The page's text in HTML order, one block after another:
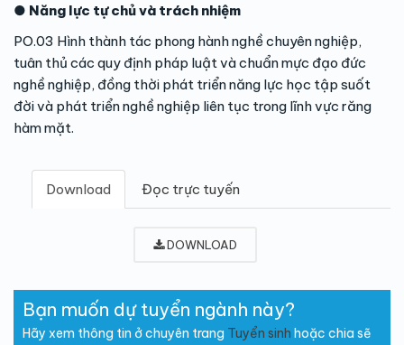
● Năng lực tự chủ và trách nhiệm
PO.03 Hình thành tác phong hành nghề chuyên nghiệp,
tuân thủ các quy định pháp luật và chuẩn mực đạo đức
nghề nghiệp, đồng thời phát triển năng lực học tập suốt
đời và phát triển nghề nghiệp liên tục trong lĩnh vực răng
hàm mặt.
Download Đọc trực tuyến
DOWNLOAD
Bạn muốn dự tuyển ngành này?
Hãy xem thông tin ở chuyên trang Tuyển sinh hoặc chia sẽ